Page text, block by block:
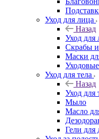
Уход для лица
Назад
Уход для
Скрабы и
Маски
Уход для тела
Назад
Уход для
Мыло
Масло
Гели для